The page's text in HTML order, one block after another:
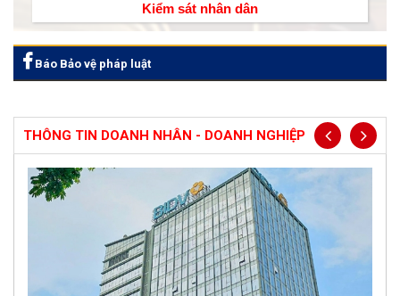
Kiểm sát nhân dân
Báo Bảo vệ pháp luật
THÔNG TIN DOANH NHÂN - DOANH NGHIỆP